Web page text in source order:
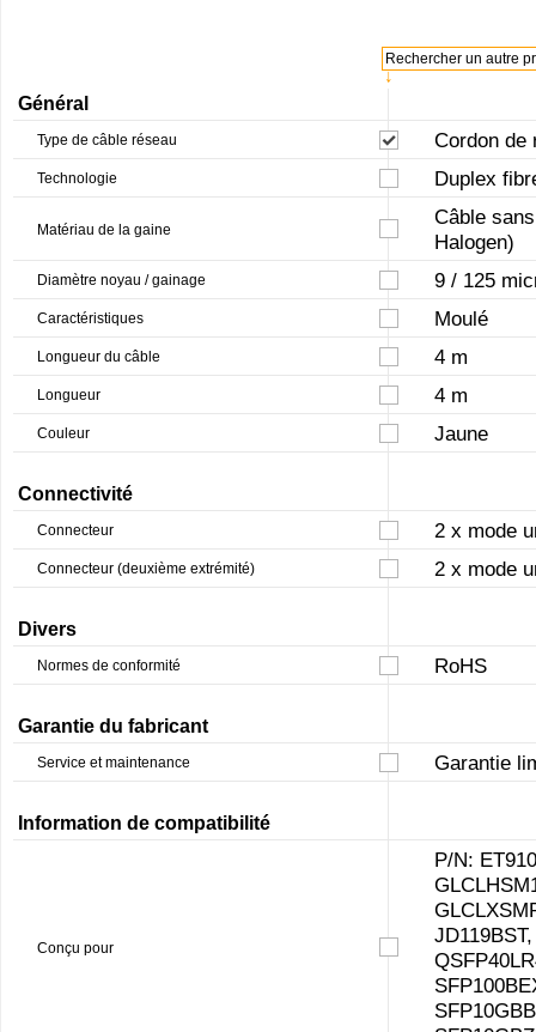
↓
Rechercher un autre
Général
Type de câble réseau Cordon de
Technologie Duplex
Matériau de la gaine
Câble
Halogen)
Diamètre noyau / gainage 9 / 125
Caractéristiques Moulé
Longueur du câble 4 m
Longueur 4 m
Couleur Jaune
Connectivité
Connecteur 2 x mode
Connecteur (deuxième extrémité) 2 x mode
Divers
Normes de conformité RoHS
Garantie du fabricant
Service et maintenance Garantie
Information de compatibilité
Conçu pour
P/N: